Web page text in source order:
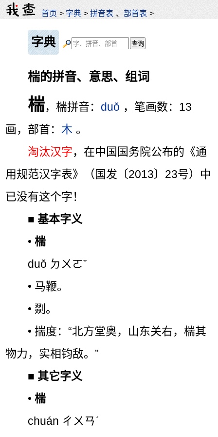
首页 > 字典 >拼音表 、部首表 >
字典
椯的拼音、意思、组词
椯，椯拼音： duǒ ，笔画数：13
画，部首：木 。
淘汰汉字，在中国国务院公布的《通
用规范汉字表》（国发〔2013〕23号）中
已没有这个字！
■基本字义
•椯
duǒ ㄉㄨㄛˇ
• 马鞭。
• 剟。
• 揣度：“北方堂奥，山东关右，椯其
物力，实相钧敌。”
■ 其它字义
•椯
chuán ㄔㄨㄢˊ